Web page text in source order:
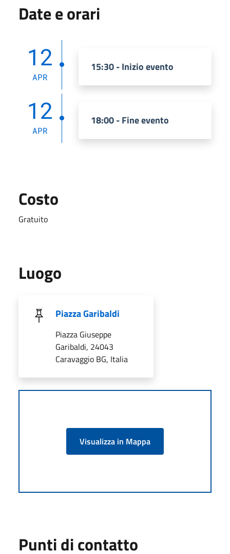
Date e orari
12
APR
15:30 - Inizio evento
12
APR
18:00 - Fine evento
Costo
Gratuito
Luogo
Piazza Garibaldi
Piazza Giuseppe
Garibaldi, 24043
Caravaggio BG, Italia
Visualizza in Mappa
Punti di contatto